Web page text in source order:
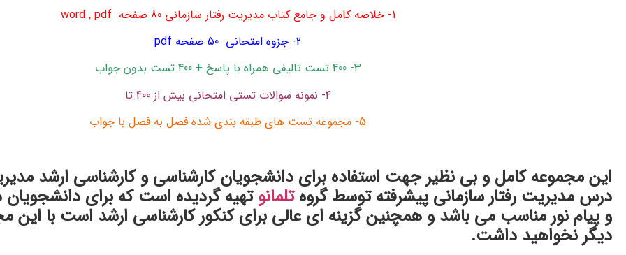
1- خلاصه کامل و جامع کتاب مدیریت رفتار سازمانی 80 صفحه word , pdf
2- جزوه امتحانی 50 صفحه pdf
3- 400 تست تالیفی همراه با پاسخ + 400 تست بدون جواب
4- نمونه سوالات تستی امتحانی بیش از 400 تا
5- مجموعه تست های طبقه بندی شده فصل به فصل با جواب
این مجموعه کامل و بی نظیر جهت استفاده برای دانشجویان کارشناسی و کارشناسی ارشد
درس مدیریت رفتار سازمانی پیشرفته توسط گروهتلمانوتهیه گردیده است که برای دانشجویان
و پیام نور مناسب می باشد و همچنین گزینه ای عالی برای کنکور کارشناسی ارشد است با این
دیگر نخواهید داشت.